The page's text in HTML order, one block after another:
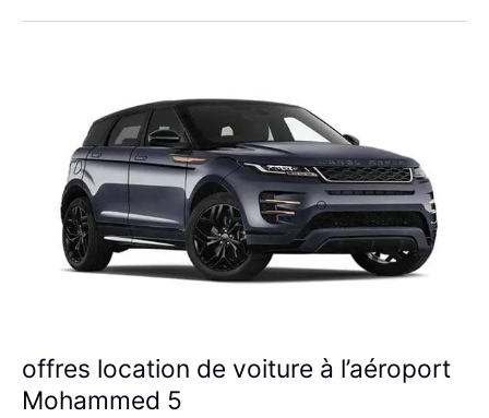
cher
offres location de voiture à l’aéroport
Mohammed 5